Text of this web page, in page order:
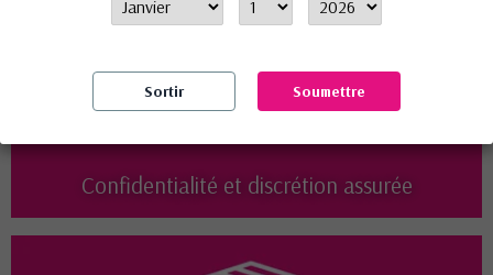
Confidentialité et discrétion assurée
Sortir Soumettre